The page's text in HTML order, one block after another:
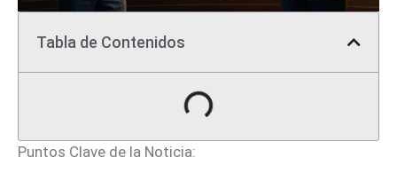
Tabla de Contenidos
Puntos Clave de la Noticia: